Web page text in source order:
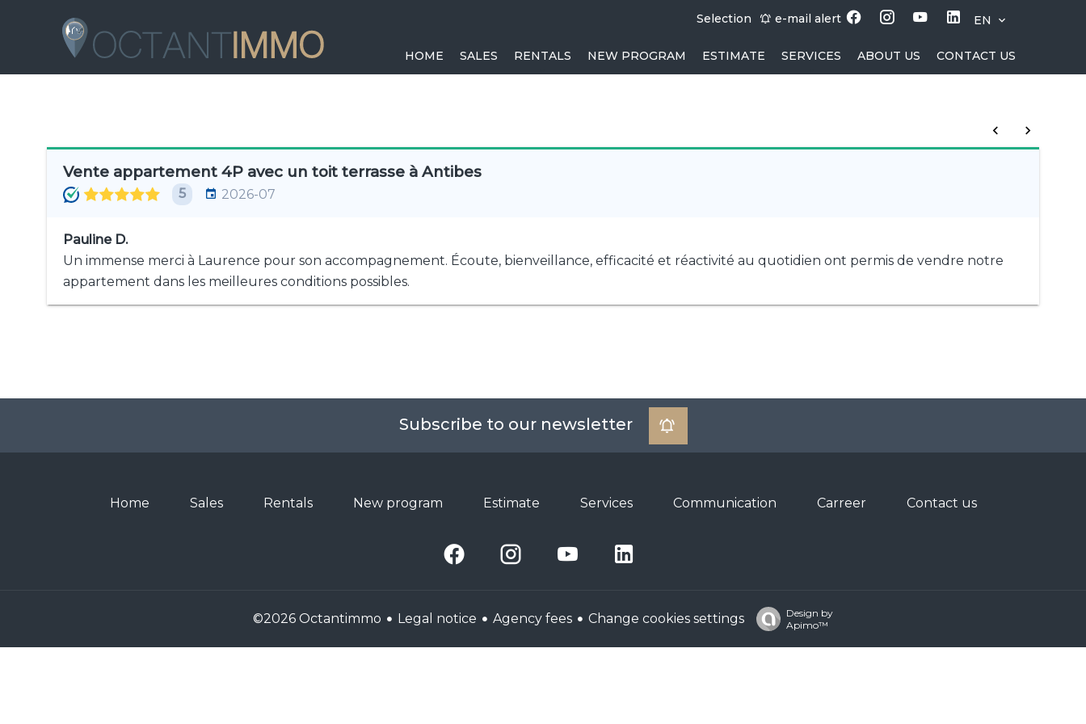
Selection e-mail alert EN
HOME SALES RENTALS NEW PROGRAM ESTIMATE SERVICES ABOUT US CONTACT US
Vente appartement 4P avec un toit terrasse à Antibes
5 2026-07
Pauline D.
Un immense merci à Laurence pour son accompagnement. Écoute, bienveillance, efficacité et réactivité au quotidien ont permis de vendre notre
appartement dans les meilleures conditions possibles.
Subscribe to our newsletter
Home Sales Rentals New program Estimate Services Communication Carreer Contact us
©2026 Octantimmo Legal notice Agency fees Change cookies settings
Design by
Apimo™